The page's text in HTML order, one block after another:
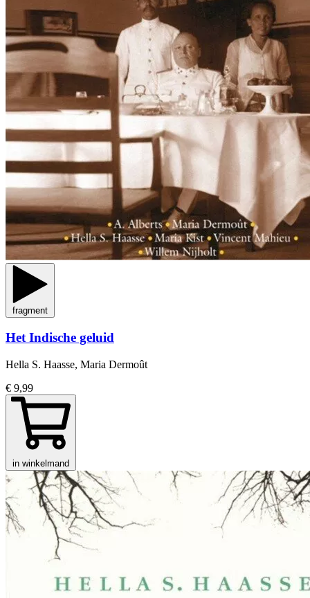
fragment
Het Indische geluid
Hella S. Haasse, Maria Dermoût
€ 9,99
in winkelmand